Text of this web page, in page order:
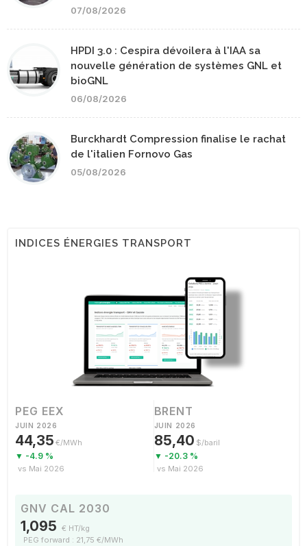
07/08/2026
HPDI 3.0 : Cespira dévoilera à l'IAA sa
nouvelle génération de systèmes GNL et
bioGNL
06/08/2026
Burckhardt Compression finalise le rachat
de l'italien Fornovo Gas
05/08/2026
INDICES ÉNERGIES TRANSPORT
PEG EEX
JUIN 2026
44,35 €/MWh
▼ -4.9 %
vs Mai 2026
BRENT
JUIN 2026
85,40 $/baril
▼ -20.3 %
vs Mai 2026
GNV CAL 2030
1,095 € HT/kg
PEG forward : 21,75 €/MWh